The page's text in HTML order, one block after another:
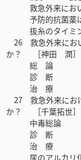
救急外来におい
予防的抗菌薬は
抜糸のタイミ
26 救急外来にお
か？ ［神田 潤］
総 論
診 断
治 療
27 救急外来にお
か？ ［千葉拓世］
中毒総論
診 断
治 療
尿のアルカリ